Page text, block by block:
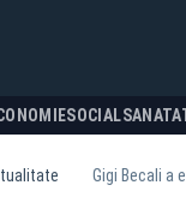
SOCIAL
Gigi Becali a